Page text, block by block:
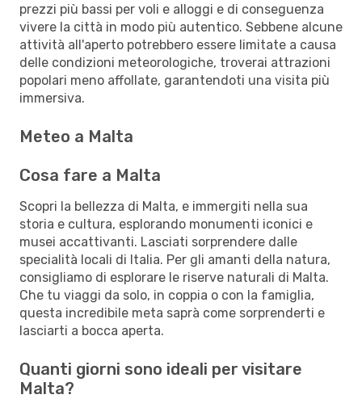
prezzi più bassi per voli e alloggi e di conseguenza
vivere la città in modo più autentico. Sebbene alcune
attività all'aperto potrebbero essere limitate a causa
delle condizioni meteorologiche, troverai attrazioni
popolari meno affollate, garantendoti una visita più
immersiva.
Meteo a Malta
Cosa fare a Malta
Scopri la bellezza di Malta, e immergiti nella sua
storia e cultura, esplorando monumenti iconici e
musei accattivanti. Lasciati sorprendere dalle
specialità locali di Italia. Per gli amanti della natura,
consigliamo di esplorare le riserve naturali di Malta.
Che tu viaggi da solo, in coppia o con la famiglia,
questa incredibile meta saprà come sorprenderti e
lasciarti a bocca aperta.
Quanti giorni sono ideali per visitare
Malta?